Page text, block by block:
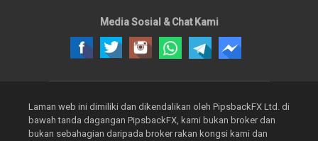
Media Sosial & Chat Kami
Laman web ini dimiliki dan dikendalikan oleh PipsbackFX Ltd. di
bawah tanda dagangan PipsbackFX, kami bukan broker dan
bukan sebahagian daripada broker rakan kongsi kami dan